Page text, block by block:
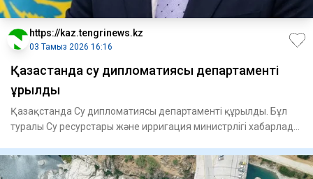
https://kaz.tengrinews.kz
03 Тамыз 2026 16:16
Қазақстанда су дипломатиясы департаменті
құрылды
Қазақстанда Су дипломатиясы департаменті құрылды. Бұл
туралы Су ресурстары және ирригация министрлігі хабарлады,